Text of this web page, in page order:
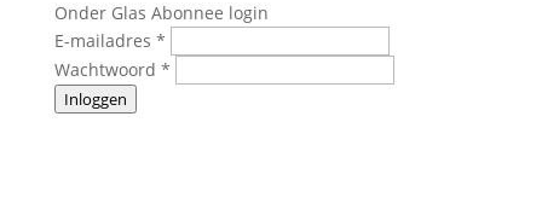
Onder Glas Abonnee login
E-mailadres *
Wachtwoord *
Inloggen